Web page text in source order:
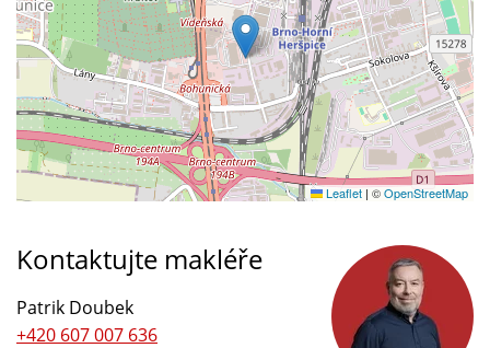
Leaflet|©OpenStreetMap
Kontaktujte makléře
Patrik Doubek
+420 607 007 636